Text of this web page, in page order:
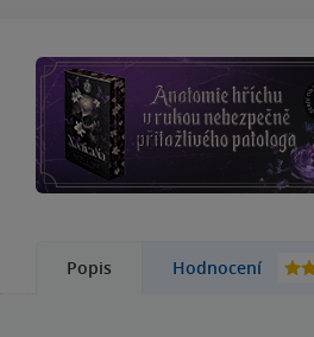
Popis Hodnocení